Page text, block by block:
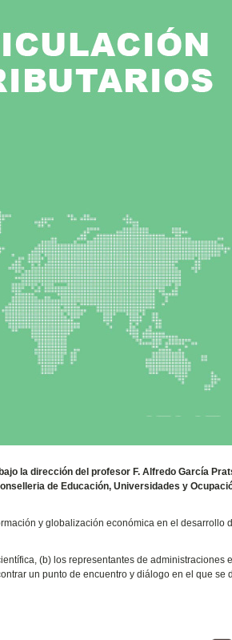
la dirección del profesor F. Alfredo García
de Educación, Universidades y
y globalización económica en el desarrollo
(b) los representantes de administraciones
un punto de encuentro y diálogo en el que se